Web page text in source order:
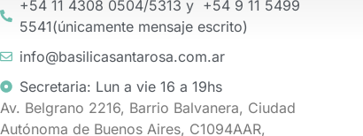
+54 11 4308 0504/5313 y +54 9 11 5499
5541(únicamente mensaje escrito)
info@basilicasantarosa.com.ar
Secretaria: Lun a vie 16 a 19hs
Av. Belgrano 2216, Barrio Balvanera, Ciudad
Autónoma de Buenos Aires, C1094AAR,